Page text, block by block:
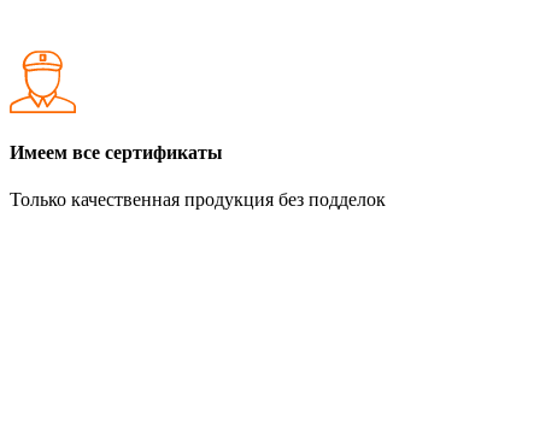
Имеем все сертификаты
Только качественная продукция без подделок